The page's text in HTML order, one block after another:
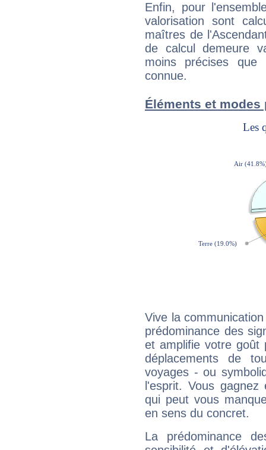
Enfin, pour
valorisation sont
maîtres de
de calcul demeure
moins précises que
connue.
Éléments et modes
Vive la
prédominance des
et amplifie votre goût
déplacements de
voyages - ou
l'esprit. Vous
qui peut vous
en sens du concret.
La prédominance